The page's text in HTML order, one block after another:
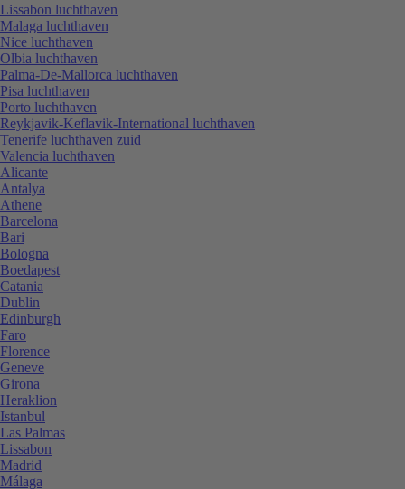
Lissabon luchthaven
Malaga luchthaven
Nice luchthaven
Olbia luchthaven
Palma-De-Mallorca luchthaven
Pisa luchthaven
Porto luchthaven
Reykjavik-Keflavik-International luchthaven
Tenerife luchthaven zuid
Valencia luchthaven
Alicante
Antalya
Athene
Barcelona
Bari
Bologna
Boedapest
Catania
Dublin
Edinburgh
Faro
Florence
Geneve
Girona
Heraklion
Istanbul
Las Palmas
Lissabon
Madrid
Málaga